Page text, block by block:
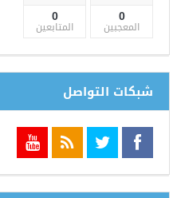
0
المعجبين
0
المتابعين
شبكات التواصل